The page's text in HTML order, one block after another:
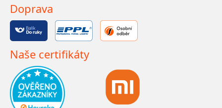
Doprava
Naše certifikáty